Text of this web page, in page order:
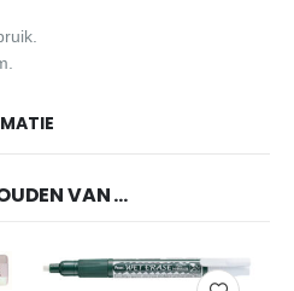
VAN …